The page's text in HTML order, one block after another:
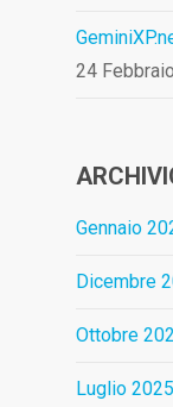
24
Gennaio
Dicembre
Ottobre
Luglio 2025